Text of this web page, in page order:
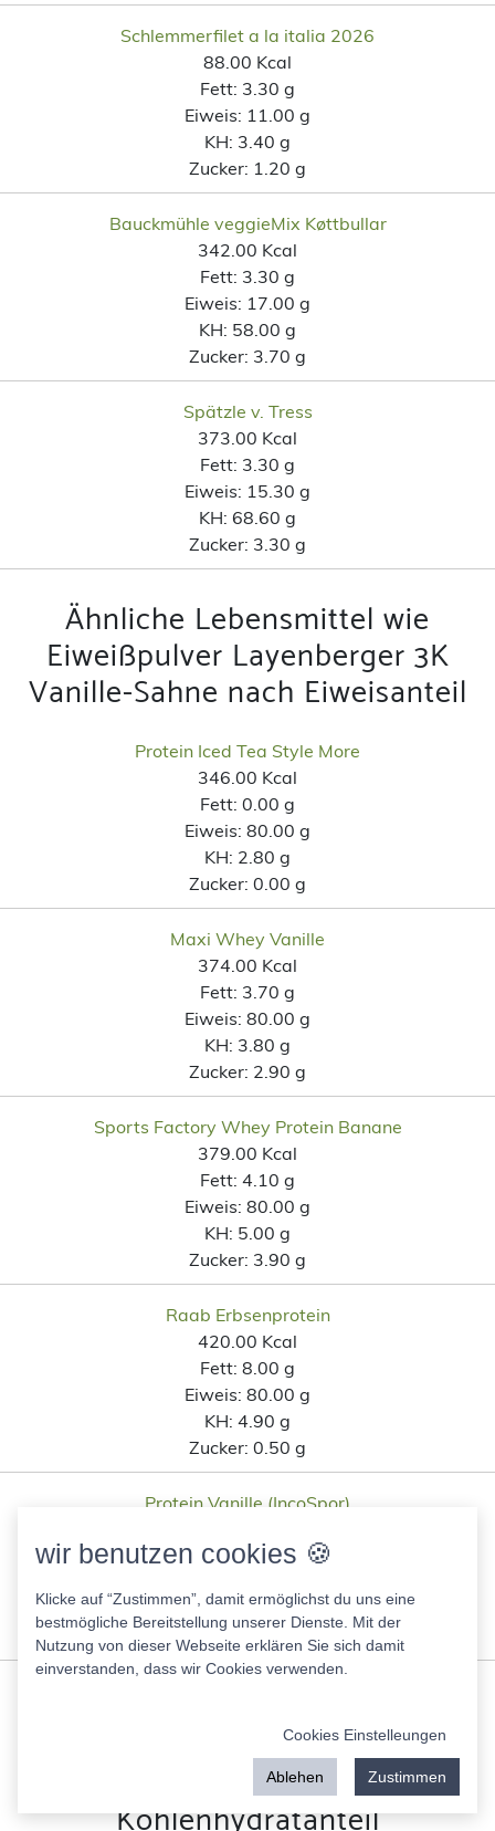
Schlemmerfilet a la italia 2026
88.00 Kcal
Fett: 3.30 g
Eiweis: 11.00 g
KH: 3.40 g
Zucker: 1.20 g
Bauckmühle veggieMix Køttbullar
342.00 Kcal
Fett: 3.30 g
Eiweis: 17.00 g
KH: 58.00 g
Zucker: 3.70 g
Spätzle v. Tress
373.00 Kcal
Fett: 3.30 g
Eiweis: 15.30 g
KH: 68.60 g
Zucker: 3.30 g
Ähnliche Lebensmittel wie
Eiweißpulver Layenberger 3K
Vanille-Sahne nach Eiweisanteil
Protein Iced Tea Style More
346.00 Kcal
Fett: 0.00 g
Eiweis: 80.00 g
KH: 2.80 g
Zucker: 0.00 g
Maxi Whey Vanille
374.00 Kcal
Fett: 3.70 g
Eiweis: 80.00 g
KH: 3.80 g
Zucker: 2.90 g
Sports Factory Whey Protein Banane
379.00 Kcal
Fett: 4.10 g
Eiweis: 80.00 g
KH: 5.00 g
Zucker: 3.90 g
Raab Erbsenprotein
420.00 Kcal
Fett: 8.00 g
Eiweis: 80.00 g
KH: 4.90 g
Zucker: 0.50 g
Protein Vanille (IncoSpor)
Fett:0.98 g
KH:10.00 g
Zucker:1.70 g
Eiweißpulver Layenberger 3K
Vanille-Sahne nach
Kohlenhydratanteil
wir benutzen cookies 🍪
Klicke auf “Zustimmen”, damit ermöglichst du uns eine
bestmögliche Bereitstellung unserer Dienste. Mit der
Nutzung von dieser Webseite erklären Sie sich damit
einverstanden, dass wir Cookies verwenden.
Cookies Einstelleungen
Ablehen Zustimmen